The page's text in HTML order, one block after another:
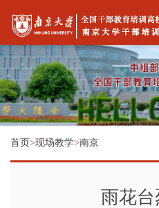
首页>现场教学>南京
雨花